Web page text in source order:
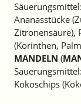
Ananasstücke
Zitronensäure),
(Korinthen,
MANDELN (
Kokoschips